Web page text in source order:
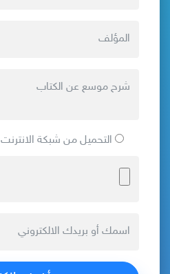
التحميل من شبكة الانترنت